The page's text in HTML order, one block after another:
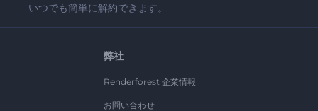
いつでも簡単に解約できます。
弊社
Renderforest 企業情報
お問い合わせ